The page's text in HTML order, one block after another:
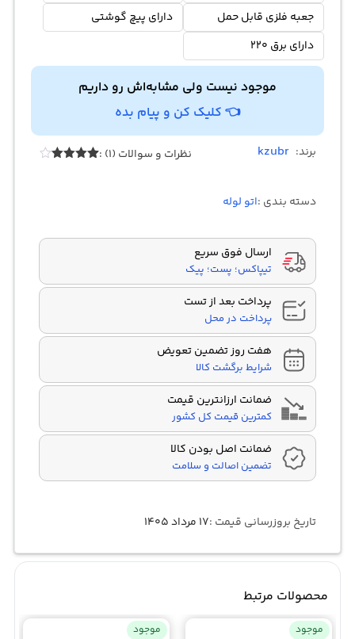
جعبه فلزی قابل حمل
دارای پیچ گوشتی
دارای برق 220
موجود نیست ولی مشابه‌اش رو داریم
👈 کلیک کن و پیام بده
برند: kzubr نظرات و سوالات (1) :
دسته بندی :اتو لوله
ارسال فوق سریع
تیپاکس؛ پست؛ پیک
پرداخت بعد از تست
پرداخت در محل
هفت روز تضمین تعویض
شرایط برگشت کالا
ضمانت ارزانترین قیمت
کمترین قیمت کل کشور
ضمانت اصل بودن کالا
تضمین اصالت و سلامت
تاریخ بروزرسانی قیمت :۱۷ مرداد ۱۴۰۵
محصولات مرتبط
موجود موجود